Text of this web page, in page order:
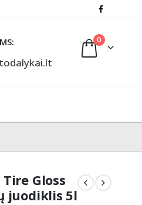
0
Gloss
juodiklis 5l